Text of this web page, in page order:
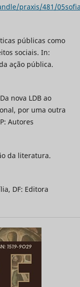
praxis/481/
públicas como
sociais. In:
da ação pública.
nova LDB ao
por uma outra
Autores
da literatura.
DF: Editora